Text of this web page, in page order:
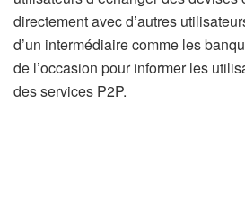
directement avec d’autres
d’un intermédiaire comme les
de l’occasion pour informer les
des services P2P.